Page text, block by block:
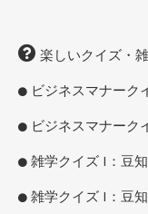
楽しいクイズ・
ビジネスマナーク
ビジネスマナーク
雑学クイズ I：豆
雑学クイズ I：豆